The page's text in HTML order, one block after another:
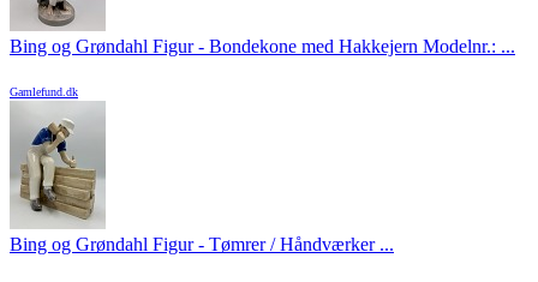
Bing og Grøndahl Figur - Bondekone med Hakkejern Modelnr.: ...
Gamlefund.dk
Bing og Grøndahl Figur - Tømrer / Håndværker ...